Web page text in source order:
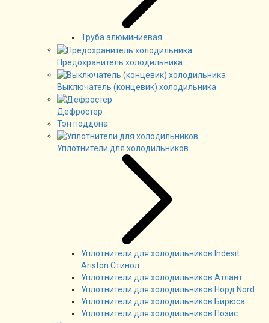
Труба алюминиевая
Предохранитель холодильника
Выключатель (концевик) холодильника
Дефростер
Тэн поддона
Уплотнители для холодильников
Уплотнители для холодильников Indesit
Ariston Стинол
Уплотнители для холодильников Атлант
Уплотнители для холодильников Норд Nord
Уплотнители для холодильников Бирюса
Уплотнители для холодильников Позис